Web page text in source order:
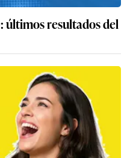
últimos resultados del